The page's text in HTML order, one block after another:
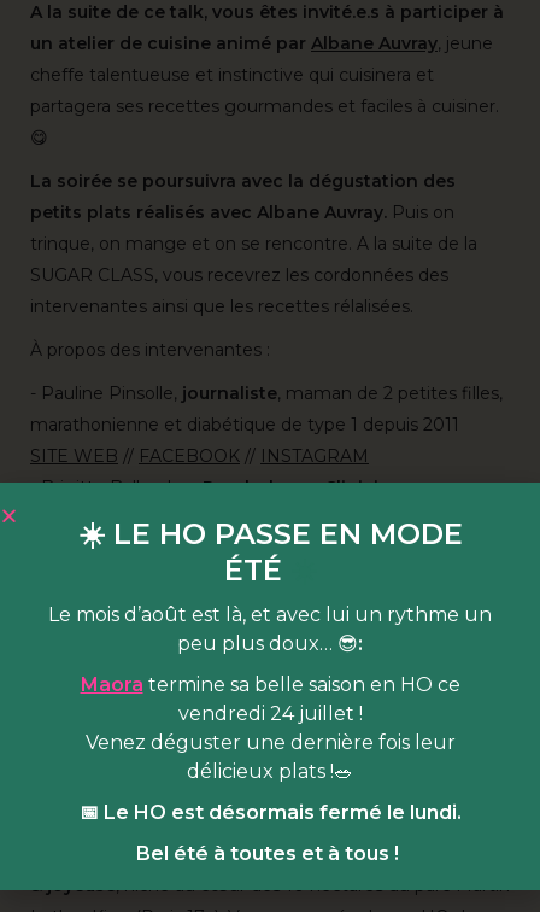
A la suite de ce talk, vous êtes invité.e.s à participer à
un atelier de cuisine animé par Albane Auvray, jeune
cheffe talentueuse et instinctive qui cuisinera et
partagera ses recettes gourmandes et faciles à cuisiner.
😋
La soirée se poursuivra avec la dégustation des
petits plats réalisés avec Albane Auvray. Puis on
trinque, on mange et on se rencontre. A la suite de la
SUGAR CLASS, vous recevrez les cordonnées des
intervenantes ainsi que les recettes rélalisées.
À propos des intervenantes :
- Pauline Pinsolle, journaliste, maman de 2 petites filles,
marathonienne et diabétique de type 1 depuis 2011
SITE WEB // FACEBOOK // INSTAGRAM
-Brigitte Ballandras,Psychologue Clinicienne.
Présidente de l'association affects & aliments et ex
psychologue en diabétologie à l'hôtel dieu (Paris)
Diététicienne-Nutritionniste
Hypnothérapeute à l'hôpital Lariboisière.
cheffe de cuisine. Forte d'une
expérience diversifiée dans la haute-gastronomie,
Albane est connue pour sa cuisine d'instinct et de saison.
gratuit sur inscription
HOBA c'est quoi ?
un lieu de vie dédié à l’alimentation durable
& joyeuse, niché au cœur des 10 hectares du parc Martin
☀️ LE HO PASSE EN MODE
ÉTÉ
Le mois d’août est là, et avec lui un rythme un
peu plus doux… 😎:
Maora termine sa belle saison en HO ce
vendredi 24 juillet !
Venez déguster une dernière fois leur
délicieux plats !🥗
📅 Le HO est désormais fermé le lundi.
Bel été à toutes et à tous !